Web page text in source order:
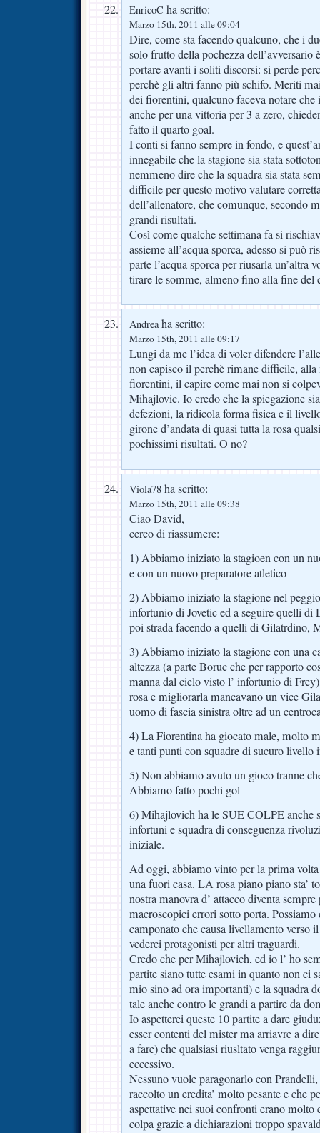
EnricoC ha scritto:
Marzo 15th, 2011 alle 09:04
Dire, come sta facendo qualcuno, che i
solo frutto della pochezza dell’avversario
portare avanti i soliti discorsi: si perde
perchè gli altri fanno più schifo. Meriti
dei fiorentini, qualcuno faceva notare
anche per una vittoria per 3 a zero,
fatto il quarto goal.
I conti si fanno sempre in fondo, e
innegabile che la stagione sia stata
nemmeno dire che la squadra sia stata
difficile per questo motivo valutare
dell’allenatore, che comunque, secondo
grandi risultati.
Così come qualche settimana fa si
assieme all’acqua sporca, adesso si può
parte l’acqua sporca per riusarla un’altra
tirare le somme, almeno fino alla fine del
Andreaha scritto:
Marzo 15th, 2011 alle 09:17
Lungi da me l’idea di voler difendere
non capisco il perchè rimane difficile,
fiorentini, il capire come mai non si
Mihajlovic. Io credo che la spiegazione
defezioni, la ridicola forma fisica e il
girone d’andata di quasi tutta la rosa
pochissimi risultati. O no?
Viola78 ha scritto:
Marzo 15th, 2011 alle 09:38
Ciao David,
cerco di riassumere:
1) Abbiamo iniziato la stagioen con un
e con un nuovo preparatore atletico
2) Abbiamo iniziato la stagione nel
infortunio di Jovetic ed a seguire quelli di
poi strada facendo a quelli di Gilatrdino,
3) Abbiamo iniziato la stagione con una
altezza (a parte Boruc che per rapporto
manna dal cielo visto l’ infortunio di
rosa e migliorarla mancavano un vice
uomo di fascia sinistra oltre ad un
4) La Fiorentina ha giocato male, molto
e tanti punti con squadre di sucuro livello
5) Non abbiamo avuto un gioco tranne
Abbiamo fatto pochi gol
6) Mihajlovich ha le SUE COLPE anche
infortuni e squadra di conseguenza
iniziale.
Ad oggi, abbiamo vinto per la prima
una fuori casa. LA rosa piano piano sta’
nostra manovra d’ attacco diventa
macroscopici errori sotto porta. Possiamo
camponato che causa livellamento verso
vederci protagonisti per altri traguardi.
Credo che per Mihajlovich, ed io l’ ho
partite siano tutte esami in quanto non ci
mio sino ad ora importanti) e la squadra
tale anche contro le grandi a partire da
Io aspetterei queste 10 partite a dare
esser contenti del mister ma arriavre a
a fare) che qualsiasi riusltato venga
eccessivo.
Nessuno vuole paragonarlo con
raccolto un eredita’ molto pesante e che
aspettative nei suoi confronti erano molto
colpa grazie a dichiarazioni troppo